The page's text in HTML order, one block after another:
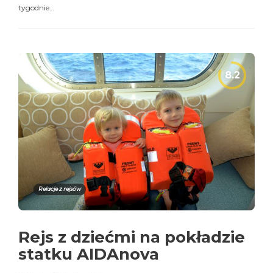
tygodnie…
Relacje z rejsów
Rejs z dziećmi na pokładzie
statku AIDAnova